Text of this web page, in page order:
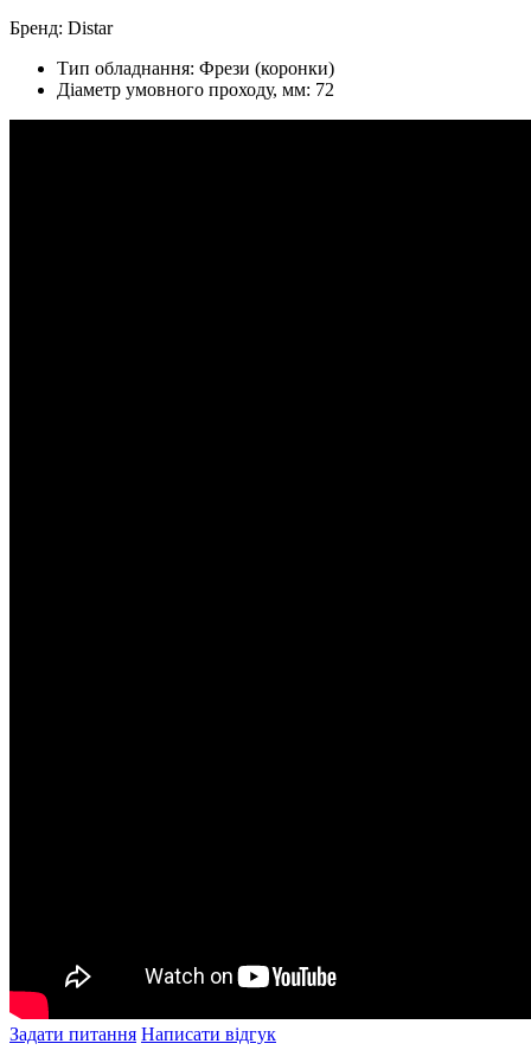
Бренд: Distar
Тип обладнання: Фрези (коронки)
Діаметр умовного проходу, мм: 72
Задати питання Написати відгук